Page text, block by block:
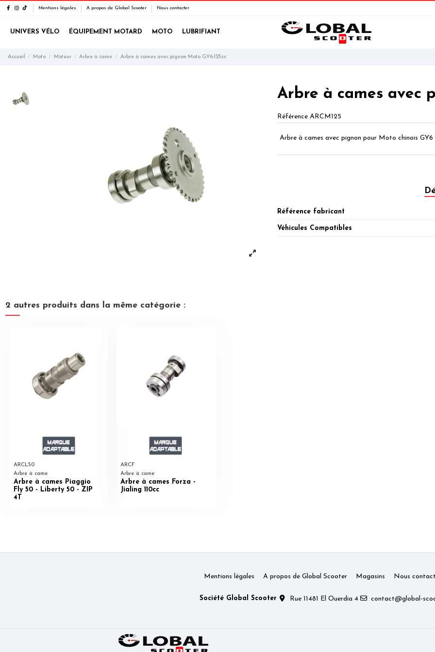
Mentions légales A propos de Global Scooter Nous contacter
UNIVERS VÉLO ÉQUIPEMENT MOTARD MOTO LUBRIFIANT
Accueil Moto Moteur Arbre à came Arbre à cames avec pignon Moto GY6-125cc
Arbre à cames avec
Référence ARCM125
Arbre à cames avec pignon pour Moto chinois GY6
Référence fabricant
Véhicules Compatibles
2 autres produits dans la même catégorie :
ARCL50
Arbre à came
Arbre à cames Piaggio
Fly 50 - Liberty 50 - ZIP
4T
ARCF
Arbre à came
Arbre à cames Forza -
Jialing 110cc
Mentions légales A propos de Global Scooter Magasins Nous
Société Global Scooter Rue 11481 El Ouerdia 4 contact@global-